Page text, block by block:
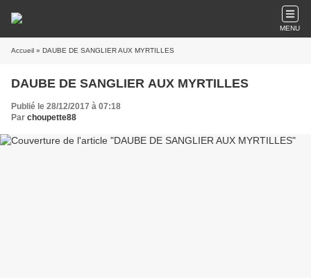
MENU
Accueil » DAUBE DE SANGLIER AUX MYRTILLES
DAUBE DE SANGLIER AUX MYRTILLES
Publié le 28/12/2017 à 07:18
Par choupette88